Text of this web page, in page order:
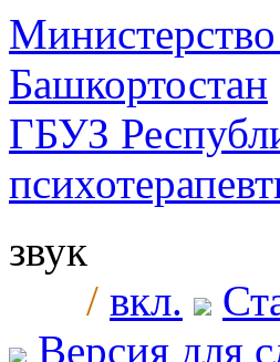
Башкортостан
ГБУЗ
звук
/ вкл.
Версия для